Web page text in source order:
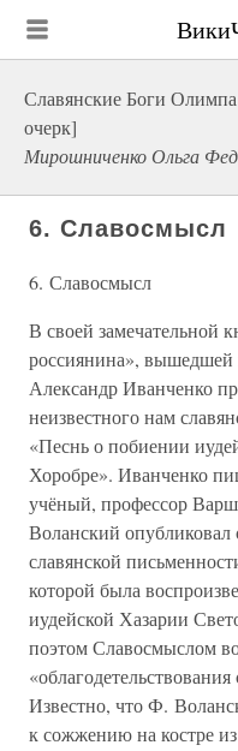
Славянские Боги
очерк]
Мирошниченко Ольга
6. Славосмысл
6. Славосмысл
В своей замечательной
россиянина», вышедшей
Александр Иванченко
неизвестного нам
«Песнь о побиении
Хоробре». Иванченко
учёный, профессор
Воланский
славянской
которой была
иудейской Хазарии
поэтом Славосмыслом
Известно, что Ф.
к сожжению на костре